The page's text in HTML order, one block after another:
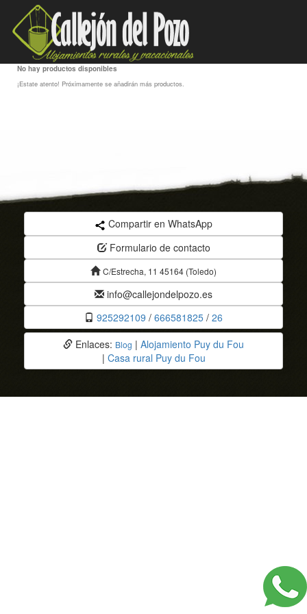
NOVEDADES
No hay productos disponibles
¡Estate atento! Próximamente se añadirán más productos.
Compartir en WhatsApp
Formulario de contacto
C/Estrecha, 11 45164 (Toledo)
info@callejondelpozo.es
925292109 / 666581825 / 26
Enlaces: Blog | Alojamiento Puy du Fou
| Casa rural Puy du Fou